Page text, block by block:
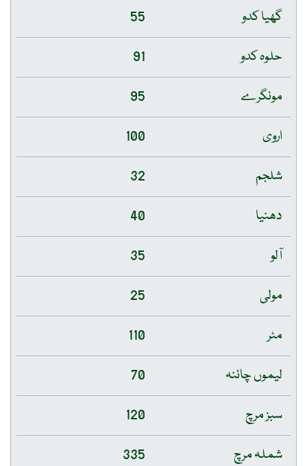
گھیا کدو
55
حلوہ کدو
91
مونگرے
95
اروی
100
شلجم
32
دھنیا
40
آلو
35
مولی
25
مٹر
110
لیموں چائنہ
70
سبز مرچ
120
شملہ مرچ
335